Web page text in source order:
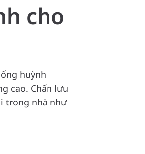
cho
huỳnh
cao. Chấn lưu
trong nhà như